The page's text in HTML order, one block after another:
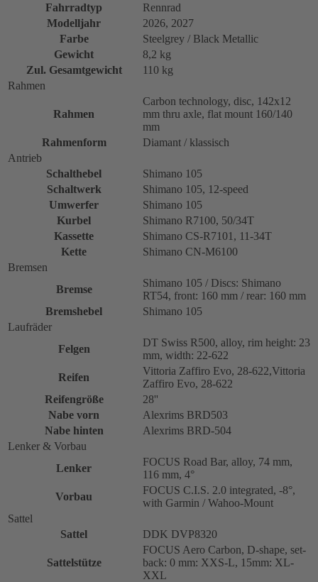
Fahrradtyp
Rennrad
Modelljahr
2026, 2027
Farbe
Steelgrey / Black Metallic
Gewicht
8,2 kg
Zul. Gesamtgewicht
110 kg
Rahmen
Rahmen
Carbon technology, disc, 142x12
mm thru axle, flat mount 160/140
mm
Rahmenform
Diamant / klassisch
Antrieb
Schalthebel
Shimano 105
Schaltwerk
Shimano 105, 12-speed
Umwerfer
Shimano 105
Kurbel
Shimano R7100, 50/34T
Kassette
Shimano CS-R7101, 11-34T
Kette
Shimano CN-M6100
Bremsen
Bremse
Shimano 105 / Discs: Shimano
RT54, front: 160 mm / rear: 160 mm
Bremshebel
Shimano 105
Laufräder
Felgen
DT Swiss R500, alloy, rim height: 23
mm, width: 22-622
Reifen
Vittoria Zaffiro Evo, 28-622,Vittoria
Zaffiro Evo, 28-622
Reifengröße
28''
Nabe vorn
Alexrims BRD503
Nabe hinten
Alexrims BRD-504
Lenker & Vorbau
Lenker
FOCUS Road Bar, alloy, 74 mm,
116 mm, 4°
Vorbau
FOCUS C.I.S. 2.0 integrated, -8°,
with Garmin / Wahoo-Mount
Sattel
Sattel
DDK DVP8320
Sattelstütze
FOCUS Aero Carbon, D-shape, set-
back: 0 mm: XXS-L, 15mm: XL-
XXL